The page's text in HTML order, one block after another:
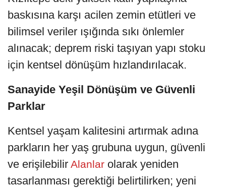
baskısına karşı acilen zemin etütleri ve
bilimsel veriler ışığında sıkı önlemler
alınacak; deprem riski taşıyan yapı stoku
için kentsel dönüşüm hızlandırılacak.
Sanayide Yeşil Dönüşüm ve Güvenli
Parklar
Kentsel yaşam kalitesini artırmak adına
parkların her yaş grubuna uygun, güvenli
ve erişilebilir Alanlar olarak yeniden
tasarlanması gerektiği belirtilirken; yeni